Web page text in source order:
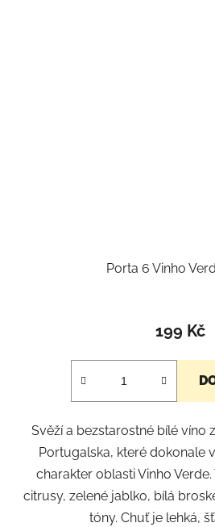
Porta 6 Vinho
199 Kč
Svěží a bezstarostné bílé víno
Portugalska, které dokonale
charakter oblasti Vinho
citrusy, zelené jablko, bílá
tóny. Chuť je lehká,